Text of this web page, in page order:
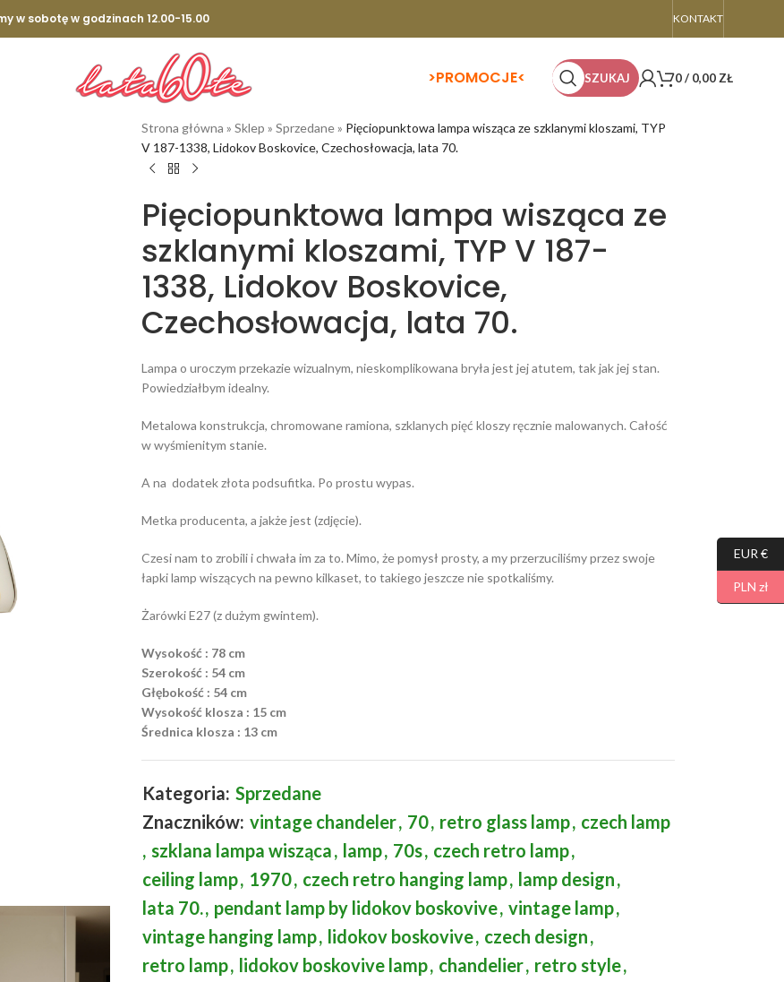
w sobotę w godzinach 12.00-15.00 KONTAKT
>PROMOCJE< SZUKAJ 0/ 0,00 ZŁ
Strona główna » Sklep » Sprzedane» Pięciopunktowa lampa wisząca ze szklanymi kloszami, TYP
V 187-1338, Lidokov Boskovice, Czechosłowacja, lata 70.
Pięciopunktowa lampa wisząca ze
szklanymi kloszami, TYP V 187-
1338, Lidokov Boskovice,
Czechosłowacja, lata 70.
Lampa o uroczym przekazie wizualnym, nieskomplikowana bryła jest jej atutem, tak jak jej stan.
Powiedziałbym idealny.
Metalowa konstrukcja, chromowane ramiona, szklanych pięć kloszy ręcznie malowanych. Całość
w wyśmienitym stanie.
A na dodatek złota podsufitka. Po prostu wypas.
Metka producenta, a jakże jest (zdjęcie).
Czesi nam to zrobili i chwała im za to. Mimo, że pomysł prosty, a my przerzuciliśmy przez swoje
łapki lamp wiszących na pewno kilkaset, to takiego jeszcze nie spotkaliśmy.
Żarówki E27 (z dużym gwintem).
Wysokość : 78 cm
Szerokość : 54 cm
Głębokość : 54 cm
Wysokość klosza : 15 cm
Średnica klosza : 13 cm
Kategoria: Sprzedane
Znaczników: vintage chandeler, 70, retro glass lamp, czech lamp
, szklana lampa wisząca, lamp, 70s, czech retro lamp,
ceiling lamp, 1970, czech retro hanging lamp, lamp design,
lata 70., pendant lamp by lidokov boskovive, vintage lamp,
vintage hanging lamp, lidokov boskovive, czech design,
retro lamp, lidokov boskovive lamp, chandelier, retro style,
EUR €
PLN zł